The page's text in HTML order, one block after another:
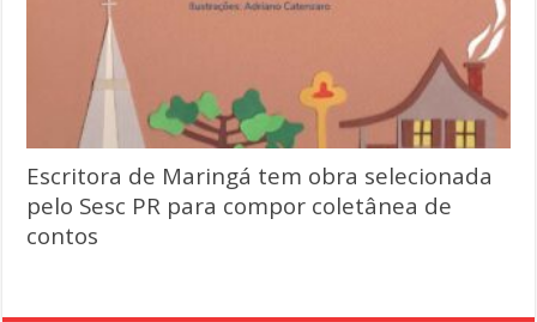
Escritora de Maringá tem obra selecionada
pelo Sesc PR para compor coletânea de
contos